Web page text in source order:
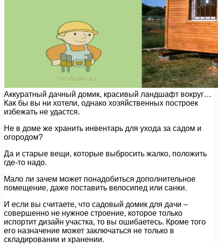
Аккуратный дачный домик, красивый ландшафт вокруг…
Как бы вы ни хотели, однако хозяйственных построек
избежать не удастся.
Не в доме же хранить инвентарь для ухода за садом и
огородом?
Да и старые вещи, которые выбросить жалко, положить
где-то надо.
Мало ли зачем может понадобиться дополнительное
помещение, даже поставить велосипед или санки.
И если вы считаете, что садовый домик для дачи –
совершенно не нужное строение, которое только
испортит дизайн участка, то вы ошибаетесь. Кроме того
его назначение может заключаться не только в
складировании и хранении.